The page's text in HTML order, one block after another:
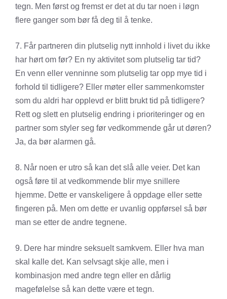
tegn. Men først og fremst er det at du tar noen i løgn
flere ganger som bør få deg til å tenke.
7. Får partneren din plutselig nytt innhold i livet du ikke
har hørt om før? En ny aktivitet som plutselig tar tid?
En venn eller venninne som plutselig tar opp mye tid i
forhold til tidligere? Eller møter eller sammenkomster
som du aldri har opplevd er blitt brukt tid på tidligere?
Rett og slett en plutselig endring i prioriteringer og en
partner som styler seg før vedkommende går ut døren?
Ja, da bør alarmen gå.
8. Når noen er utro så kan det slå alle veier. Det kan
også føre til at vedkommende blir mye snillere
hjemme. Dette er vanskeligere å oppdage eller sette
fingeren på. Men om dette er uvanlig oppførsel så bør
man se etter de andre tegnene.
9. Dere har mindre seksuelt samkvem. Eller hva man
skal kalle det. Kan selvsagt skje alle, men i
kombinasjon med andre tegn eller en dårlig
magefølelse så kan dette være et tegn.